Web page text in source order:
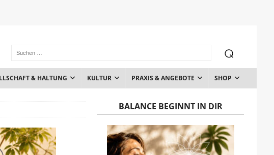
& HALTUNG KULTUR PRAXIS & ANGEBOTE SHOP
BALANCE BEGINNT IN DIR